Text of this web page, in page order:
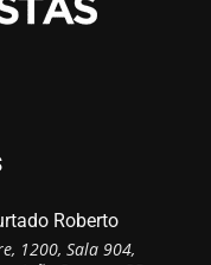
Roberto
1200, Sala 904,